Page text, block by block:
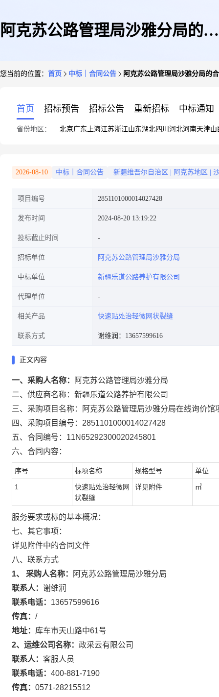
阿克苏公路管理局沙雅分局的合
您当前的位置： 首页 中标｜合同公告 阿克苏公路管理局沙雅分局的
首页 招标预告 招标公告 重新招标 中标通知
省份地区： 北京广东 上海江苏浙江山东湖北四川 河北河南天津山
2026-08-10 中标｜合同公告 新疆维吾尔自治区 阿克苏地区
项目编号 2851101000014027428
发布时间 2024-08-20 13:19:22
投标截止时间
招标单位 阿克苏公路管理局沙雅分局
中标单位 新疆乐道公路养护有限公司
代理单位
相关产品 快速贴处治轻微网状裂缝
联系方式 谢维润：13657599616
正文内容
一、采购人名称：
阿克苏公路管理局沙雅分局
二、供应商名称： 新疆乐道公路养护有限公司
三、采购项目名称：
阿克苏公路管理局沙雅分局在线询价馆
四、采购项目编号： 2851101000014027428
五、合同编号： 11N65292300020245801
六、合同内容：
序号 标项名称 规格型号 单位
1
快速贴处治轻微网
状裂缝
详见附件 ㎡
服务要求或标的基本概况：
七、其它事项：
详见附件中的合同文件
八、联系方式
1、 采购人名称：
阿克苏公路管理局沙雅分局
联系人： 谢维润
联系电话： 13657599616
传真： /
地址： 库车市天山路中61号
2、运维公司名称： 政采云有限公司
联系人： 客服人员
联系电话： 400-881-7190
传真： 0571-28215512